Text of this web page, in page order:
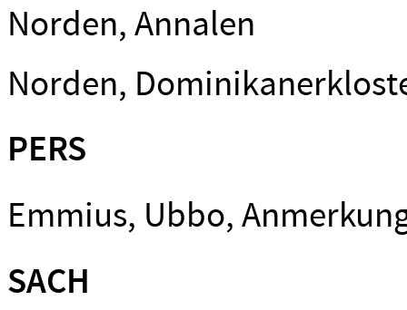
Norden, Annalen
Norden,
PERS
Emmius, Ubbo,
SACH